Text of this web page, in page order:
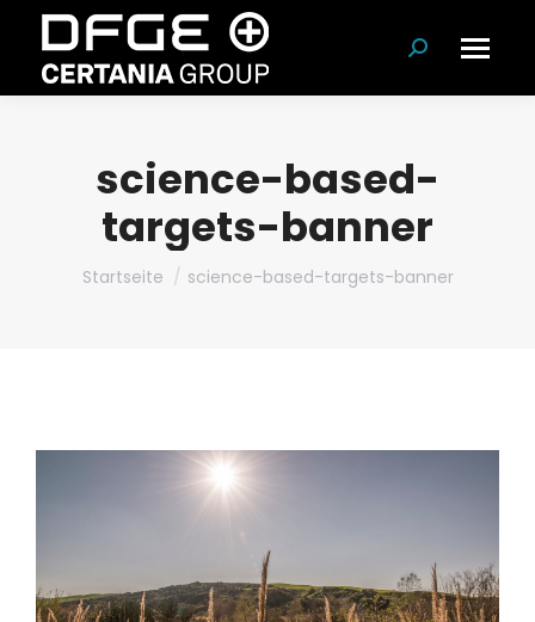
Suchen:
science-based-
targets-banner
Du bist hier:
Startseite science-based-targets-banner